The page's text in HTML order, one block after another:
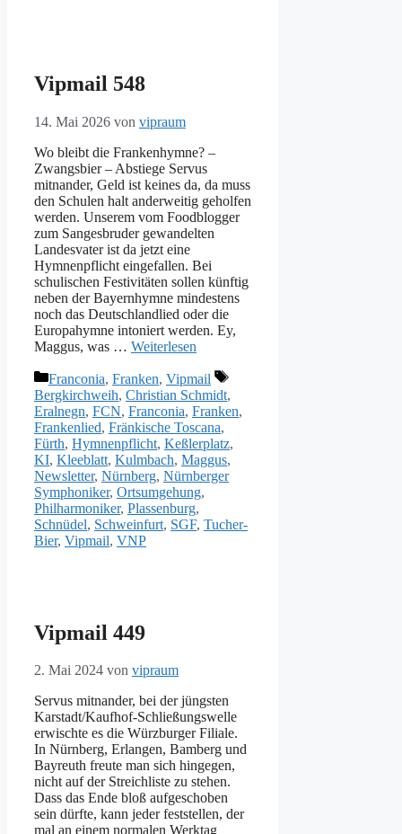
Vipmail 548
14. Mai 2026 von vipraum
Wo bleibt die Frankenhymne? –
Zwangsbier – Abstiege Servus
mitnander, Geld ist keines da, da muss
den Schulen halt anderweitig geholfen
werden. Unserem vom Foodblogger
zum Sangesbruder gewandelten
Landesvater ist da jetzt eine
Hymnenpflicht eingefallen. Bei
schulischen Festivitäten sollen künftig
neben der Bayernhymne mindestens
noch das Deutschlandlied oder die
Europahymne intoniert werden. Ey,
Maggus, was … Weiterlesen
Kategorien
Franconia, Franken, Vipmail
Schlagwörter
Bergkirchweih, Christian Schmidt,
Eralnegn, FCN, Franconia, Franken,
Frankenlied, Fränkische Toscana,
Fürth, Hymnenpflicht, Keßlerplatz,
KI, Kleeblatt, Kulmbach, Maggus,
Newsletter, Nürnberg, Nürnberger
Symphoniker, Ortsumgehung,
Philharmoniker, Plassenburg,
Schnüdel, Schweinfurt, SGF, Tucher-
Bier, Vipmail, VNP
Vipmail 449
2. Mai 2024 von vipraum
Servus mitnander, bei der jüngsten
Karstadt/Kaufhof-Schließungswelle
erwischte es die Würzburger Filiale.
In Nürnberg, Erlangen, Bamberg und
Bayreuth freute man sich hingegen,
nicht auf der Streichliste zu stehen.
Dass das Ende bloß aufgeschoben
sein dürfte, kann jeder feststellen, der
mal an einem normalen Werktag